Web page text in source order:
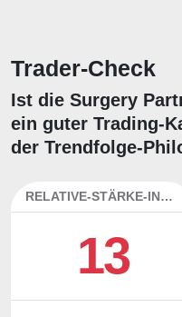
Trader-Check
Ist die Surgery
ein guter Trading-
der Trendfolge-
RELATIVE-STÄRKE-INDEX
13